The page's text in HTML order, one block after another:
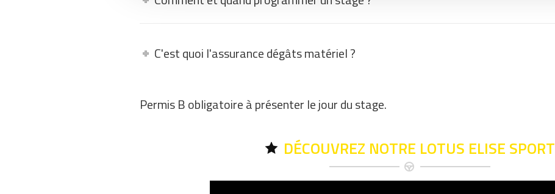
C'est quoi l'assurance dégâts matériel ?
Permis B obligatoire à présenter le jour du stage.
DÉCOUVREZ NOTRE LOTUS ELISE SPORT